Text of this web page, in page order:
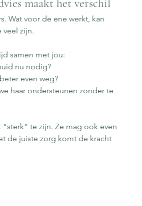
maakt het verschil
Wat voor de ene werkt, kan
veel zijn.
samen met jou:
nu nodig?
even weg?
haar ondersteunen zonder te
te zijn. Ze mag ook even
de juiste zorg komt de kracht